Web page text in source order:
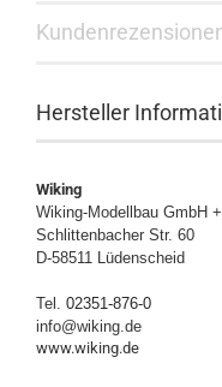
Hersteller
Wiking
Wiking-Modellbau GmbH
Schlittenbacher Str. 60
D-58511 Lüdenscheid
Tel. 02351-876-0
info@wiking.de
www.wiking.de